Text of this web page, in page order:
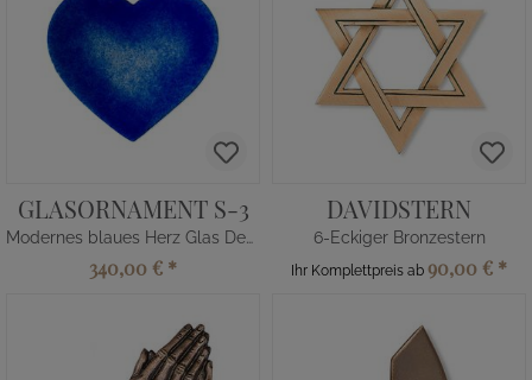
GLASORNAMENT S-3
Modernes blaues Herz Glas Dekor für Grabstein
340,00 € *
DAVIDSTERN
6-Eckiger Bronzestern
Ihr Komplettpreis ab 90,00 € *